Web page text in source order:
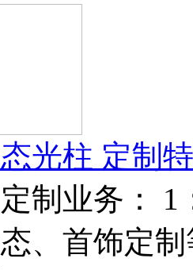
光柱 定制
制业务： 1
、首饰定